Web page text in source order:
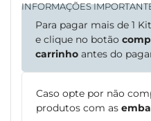
INFORMAÇÕES
Para pagar mais de 1 Kit
e clique no botão
carrinho antes do
Caso opte por não
produtos com as